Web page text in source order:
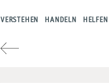
VERSTEHEN HANDELN HELFEN